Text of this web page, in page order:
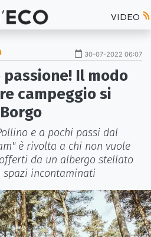
VIDEO
30-07-2022 06:07
passione! Il modo
campeggio si
e a pochi passi dal
è rivolta a chi non vuole
da un albergo stellato
spazi incontaminati